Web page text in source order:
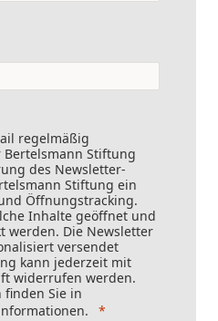
regelmäßig
Stiftung
des Newsletter-
Stiftung ein
Öffnungstracking.
Inhalte geöffnet und
werden. Die Newsletter
versendet
kann jederzeit mit
widerrufen werden.
Sie in
.